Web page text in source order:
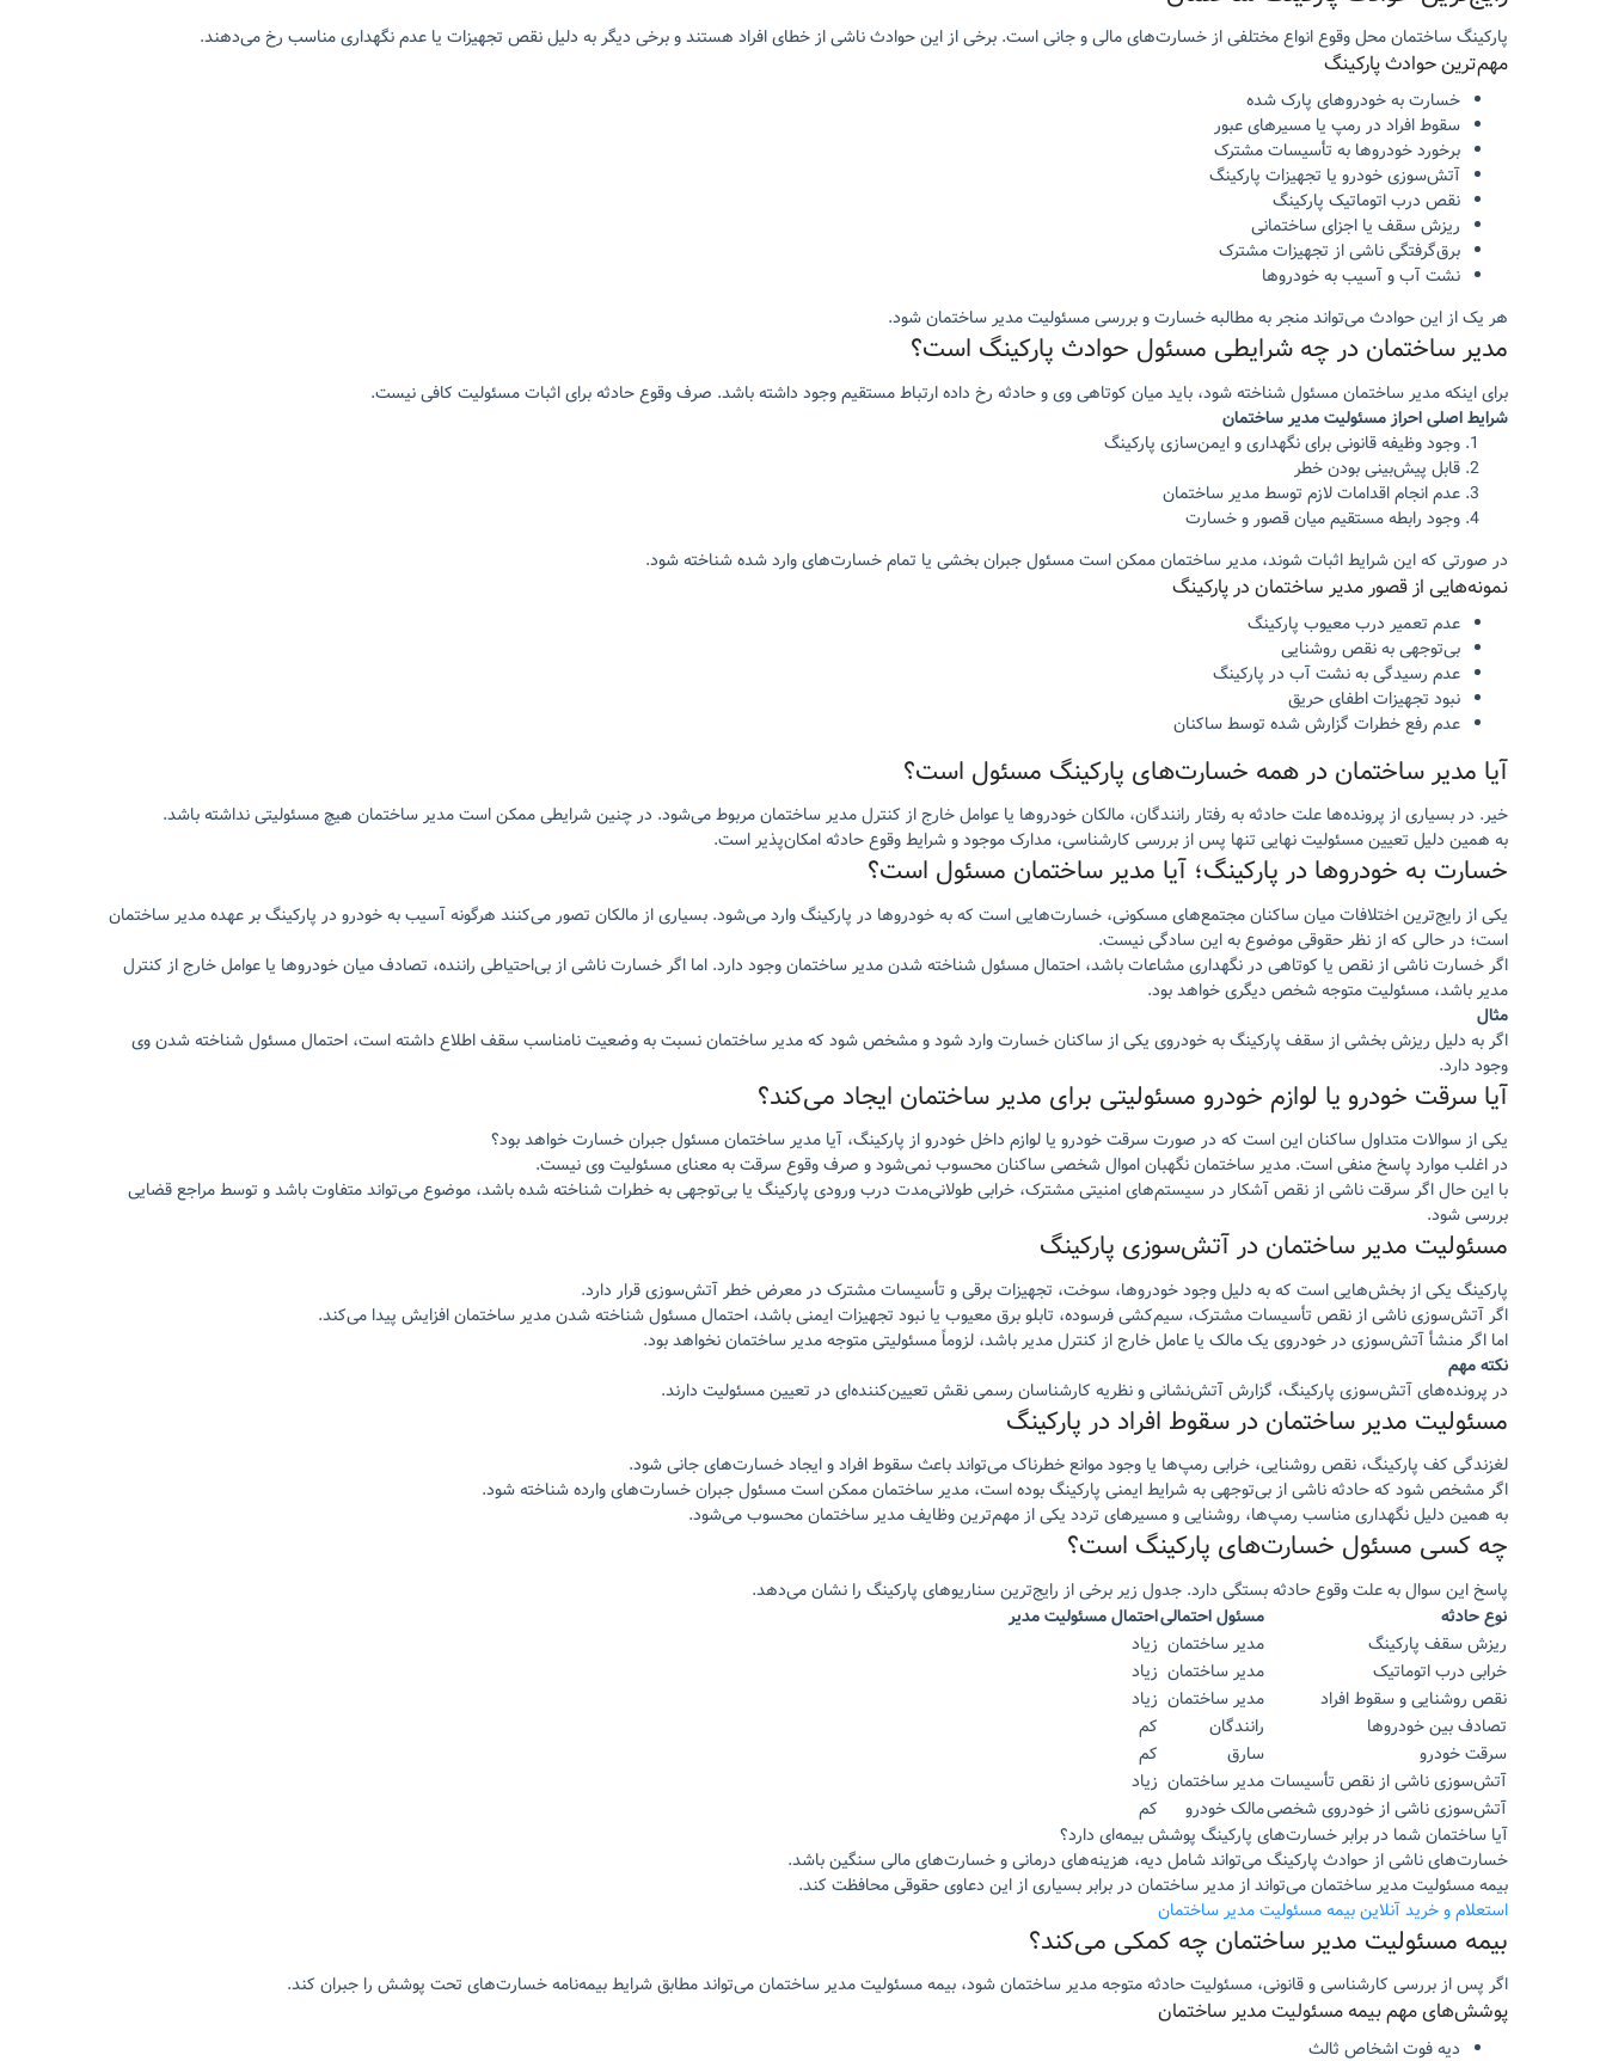
پارکینگ ساختمان محل وقوع انواع مختلفی از خسارت‌های مالی و جانی است. برخی از این حوادث ناشی از خطای افراد هستند و برخی دیگر به دلیل نقص تجهیزات یا عدم نگهداری مناسب رخ می‌دهند.
مهم‌ترین حوادث پارکینگ
خسارت به خودروهای پارک شده
سقوط افراد در رمپ یا مسیرهای عبور
برخورد خودروها به تأسیسات مشترک
آتش‌سوزی خودرو یا تجهیزات پارکینگ
نقص درب اتوماتیک پارکینگ
ریزش سقف یا اجزای ساختمانی
برق‌گرفتگی ناشی از تجهیزات مشترک
نشت آب و آسیب به خودروها
هر یک از این حوادث می‌تواند منجر به مطالبه خسارت و بررسی مسئولیت مدیر ساختمان شود.
مدیر ساختمان در چه شرایطی مسئول حوادث پارکینگ است؟
برای اینکه مدیر ساختمان مسئول شناخته شود، باید میان کوتاهی وی و حادثه رخ داده ارتباط مستقیم وجود داشته باشد. صرف وقوع حادثه برای اثبات مسئولیت کافی نیست.
شرایط اصلی احراز مسئولیت مدیر ساختمان
وجود وظیفه قانونی برای نگهداری و ایمن‌سازی پارکینگ
قابل پیش‌بینی بودن خطر
عدم انجام اقدامات لازم توسط مدیر ساختمان
وجود رابطه مستقیم میان قصور و خسارت
در صورتی که این شرایط اثبات شوند، مدیر ساختمان ممکن است مسئول جبران بخشی یا تمام خسارت‌های وارد شده شناخته شود.
نمونه‌هایی از قصور مدیر ساختمان در پارکینگ
عدم تعمیر درب معیوب پارکینگ
بی‌توجهی به نقص روشنایی
عدم رسیدگی به نشت آب در پارکینگ
نبود تجهیزات اطفای حریق
عدم رفع خطرات گزارش شده توسط ساکنان
آیا مدیر ساختمان در همه خسارت‌های پارکینگ مسئول است؟
خیر. در بسیاری از پرونده‌ها علت حادثه به رفتار رانندگان، مالکان خودروها یا عوامل خارج از کنترل مدیر ساختمان مربوط می‌شود. در چنین شرایطی ممکن است مدیر ساختمان هیچ مسئولیتی نداشته باشد.
به همین دلیل تعیین مسئولیت نهایی تنها پس از بررسی کارشناسی، مدارک موجود و شرایط وقوع حادثه امکان‌پذیر است.
خسارت به خودروها در پارکینگ؛ آیا مدیر ساختمان مسئول است؟
یکی از رایج‌ترین اختلافات میان ساکنان مجتمع‌های مسکونی، خسارت‌هایی است که به خودروها در پارکینگ وارد می‌شود. بسیاری از مالکان تصور می‌کنند هرگونه آسیب به خودرو در پارکینگ بر عهده مدیر ساختمان
است؛ در حالی که از نظر حقوقی موضوع به این سادگی نیست.
اگر خسارت ناشی از نقص یا کوتاهی در نگهداری مشاعات باشد، احتمال مسئول شناخته شدن مدیر ساختمان وجود دارد. اما اگر خسارت ناشی از بی‌احتیاطی راننده، تصادف میان خودروها یا عوامل خارج از کنترل
مدیر باشد، مسئولیت متوجه شخص دیگری خواهد بود.
مثال
اگر به دلیل ریزش بخشی از سقف پارکینگ به خودروی یکی از ساکنان خسارت وارد شود و مشخص شود که مدیر ساختمان نسبت به وضعیت نامناسب سقف اطلاع داشته است، احتمال مسئول شناخته شدن وی
وجود دارد.
آیا سرقت خودرو یا لوازم خودرو مسئولیتی برای مدیر ساختمان ایجاد می‌کند؟
یکی از سوالات متداول ساکنان این است که در صورت سرقت خودرو یا لوازم داخل خودرو از پارکینگ، آیا مدیر ساختمان مسئول جبران خسارت خواهد بود؟
در اغلب موارد پاسخ منفی است. مدیر ساختمان نگهبان اموال شخصی ساکنان محسوب نمی‌شود و صرف وقوع سرقت به معنای مسئولیت وی نیست.
با این حال اگر سرقت ناشی از نقص آشکار در سیستم‌های امنیتی مشترک، خرابی طولانی‌مدت درب ورودی پارکینگ یا بی‌توجهی به خطرات شناخته شده باشد، موضوع می‌تواند متفاوت باشد و توسط مراجع قضایی
بررسی شود.
مسئولیت مدیر ساختمان در آتش‌سوزی پارکینگ
پارکینگ یکی از بخش‌هایی است که به دلیل وجود خودروها، سوخت، تجهیزات برقی و تأسیسات مشترک در معرض خطر آتش‌سوزی قرار دارد.
اگر آتش‌سوزی ناشی از نقص تأسیسات مشترک، سیم‌کشی فرسوده، تابلو برق معیوب یا نبود تجهیزات ایمنی باشد، احتمال مسئول شناخته شدن مدیر ساختمان افزایش پیدا می‌کند.
اما اگر منشأ آتش‌سوزی در خودروی یک مالک یا عامل خارج از کنترل مدیر باشد، لزوماً مسئولیتی متوجه مدیر ساختمان نخواهد بود.
نکته مهم
در پرونده‌های آتش‌سوزی پارکینگ، گزارش آتش‌نشانی و نظریه کارشناسان رسمی نقش تعیین‌کننده‌ای در تعیین مسئولیت دارند.
مسئولیت مدیر ساختمان در سقوط افراد در پارکینگ
لغزندگی کف پارکینگ، نقص روشنایی، خرابی رمپ‌ها یا وجود موانع خطرناک می‌تواند باعث سقوط افراد و ایجاد خسارت‌های جانی شود.
اگر مشخص شود که حادثه ناشی از بی‌توجهی به شرایط ایمنی پارکینگ بوده است، مدیر ساختمان ممکن است مسئول جبران خسارت‌های وارده شناخته شود.
به همین دلیل نگهداری مناسب رمپ‌ها، روشنایی و مسیرهای تردد یکی از مهم‌ترین وظایف مدیر ساختمان محسوب می‌شود.
چه کسی مسئول خسارت‌های پارکینگ است؟
پاسخ این سوال به علت وقوع حادثه بستگی دارد. جدول زیر برخی از رایج‌ترین سناریوهای پارکینگ را نشان می‌دهد.
نوع حادثه
مسئول احتمالیاحتمال مسئولیت مدیر
ریزش سقف پارکینگ
مدیر ساختمان زیاد
خرابی درب اتوماتیک
مدیر ساختمان زیاد
نقص روشنایی و سقوط افراد
مدیر ساختمان زیاد
تصادف بین خودروها
رانندگان
کم
سرقت خودرو
سارق
کم
آتش‌سوزی ناشی از نقص تأسیسات مدیر ساختمان زیاد
آتش‌سوزی ناشی از خودروی شخصیمالک خودرو
کم
آیا ساختمان شما در برابر خسارت‌های پارکینگ پوشش بیمه‌ای دارد؟
خسارت‌های ناشی از حوادث پارکینگ می‌تواند شامل دیه، هزینه‌های درمانی و خسارت‌های مالی سنگین باشد.
بیمه مسئولیت مدیر ساختمان می‌تواند از مدیر ساختمان در برابر بسیاری از این دعاوی حقوقی محافظت کند.
استعلام و خرید آنلاین بیمه مسئولیت مدیر ساختمان
بیمه مسئولیت مدیر ساختمان چه کمکی می‌کند؟
اگر پس از بررسی کارشناسی و قانونی، مسئولیت حادثه متوجه مدیر ساختمان شود، بیمه مسئولیت مدیر ساختمان می‌تواند مطابق شرایط بیمه‌نامه خسارت‌های تحت پوشش را جبران کند.
پوشش‌های مهم بیمه مسئولیت مدیر ساختمان
دیه فوت اشخاص ثالث